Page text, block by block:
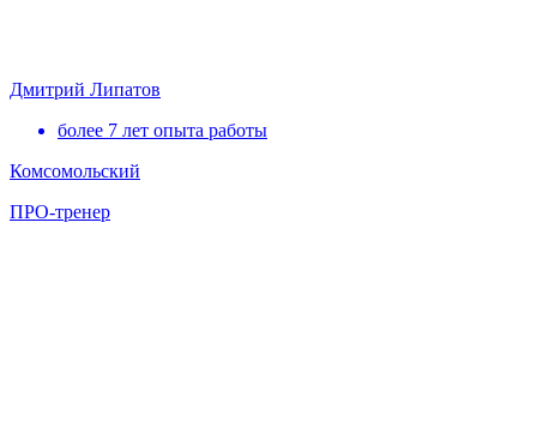
Дмитрий Липатов
более 7 лет опыта работы
Комсомольский
ПРО-тренер